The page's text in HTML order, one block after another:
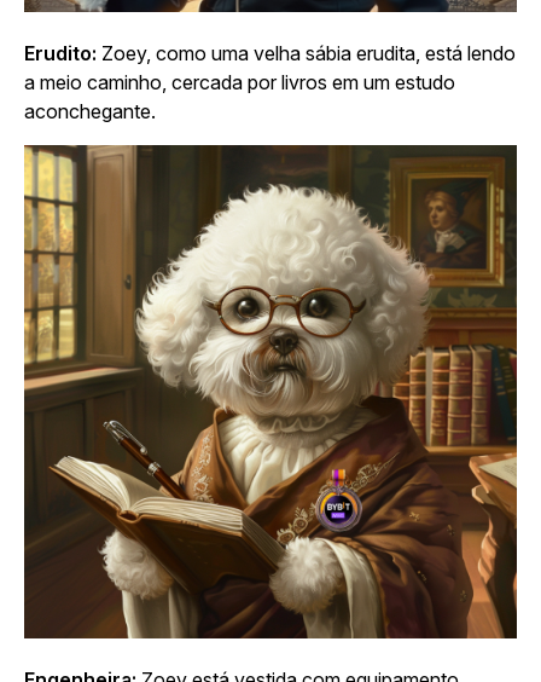
Erudito: Zoey, como uma velha sábia erudita, está lendo
a meio caminho, cercada por livros em um estudo
aconchegante.